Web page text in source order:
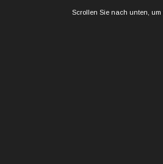
Scrollen Sie nach unten, um